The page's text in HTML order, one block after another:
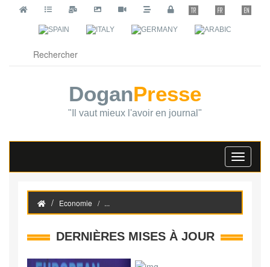
DoganPresse
"Il vaut mieux l'avoir en journal"
Toggle
Economie ...
DERNIÈRES MISES À JOUR